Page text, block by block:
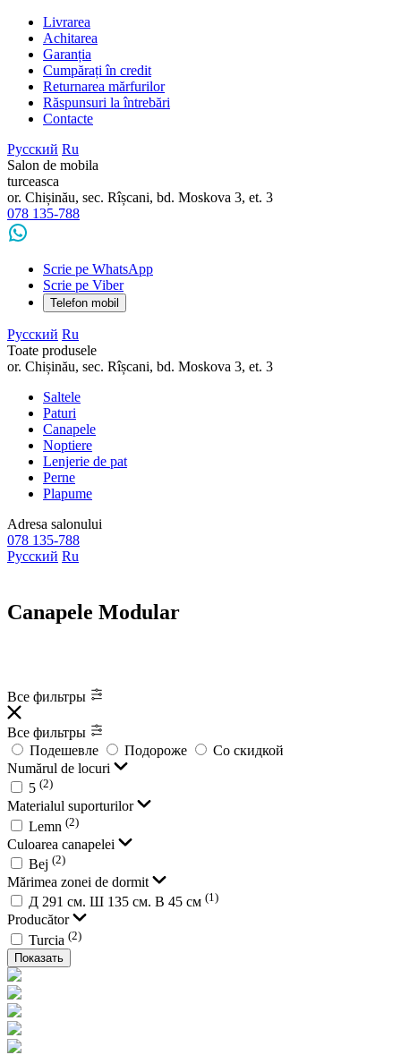
Livrarea
Achitarea
Garanția
Cumpărați în credit
Returnarea mărfurilor
Răspunsuri la întrebări
Contacte
Русский Ru
Salon de mobila
turceasca
or. Chișinău, sec. Rîșcani, bd. Moskova 3, et. 3
078 135-788
Scrie pe WhatsApp
Scrie pe Viber
Telefon mobil
Русский Ru
Toate produsele
or. Chișinău, sec. Rîșcani, bd. Moskova 3, et. 3
Saltele
Paturi
Canapele
Noptiere
Lenjerie de pat
Perne
Plapume
Adresa salonului
078 135-788
Русский Ru
Canapele Modular
Все фильтры
Все фильтры
Подешевле
Подороже
Со скидкой
Numărul de locuri
5 (2)
Materialul suporturilor
Lemn (2)
Culoarea canapelei
Bej (2)
Mărimea zonei de dormit
Д 291 см. Ш 135 см. В 45 см (1)
Producător
Turcia (2)
Показать